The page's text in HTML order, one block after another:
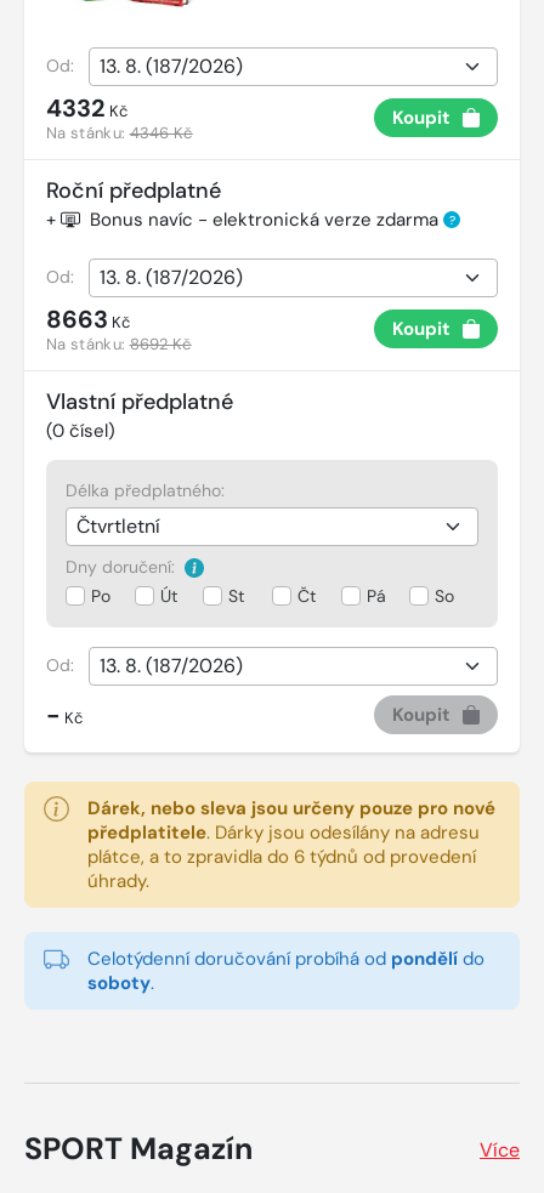
Od:
4332 Kč
Na stánku:4346 Kč
Koupit
Roční předplatné
+ Bonus navíc - elektronická verze zdarma ?
Od:
8663 Kč
Na stánku:8692 Kč
Koupit
Vlastní předplatné
(0 čísel)
Délka předplatného:
Dny doručení:
Po
Út St Čt Pá So
Od:
- Kč Koupit
Dárek, nebo sleva jsou určeny pouze pro nové
předplatitele. Dárky jsou odesílány na adresu
plátce, a to zpravidla do 6 týdnů od provedení
úhrady.
Celotýdenní doručování probíhá od pondělí do
soboty.
SPORT Magazín Více